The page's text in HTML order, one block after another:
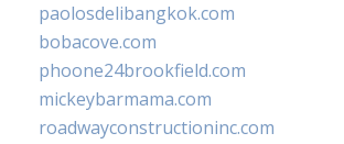
paolosdelibangkok.com
bobacove.com
phoone24brookfield.com
mickeybarmama.com
roadwayconstructioninc.com